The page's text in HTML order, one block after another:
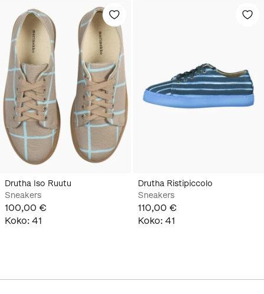
Drutha Iso Ruutu
Sneakers
100,00 €
Koko: 41
Drutha Ristipiccolo
Sneakers
110,00 €
Koko: 41